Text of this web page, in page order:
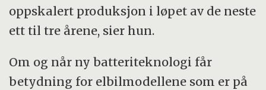
oppskalert produksjon i løpet av de neste
ett til tre årene, sier hun.
Om og når ny batteriteknologi får
betydning for elbilmodellene som er på